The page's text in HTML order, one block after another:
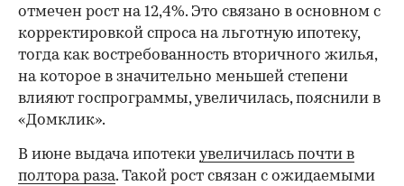
отмечен рост на 12,4%. Это связано в основном с
корректировкой спроса на льготную ипотеку,
тогда как востребованность вторичного жилья,
на которое в значительно меньшей степени
влияют госпрограммы, увеличилась, пояснили в
«Домклик».
В июне выдача ипотеки увеличилась почти в
полтора раза. Такой рост связан с ожидаемыми